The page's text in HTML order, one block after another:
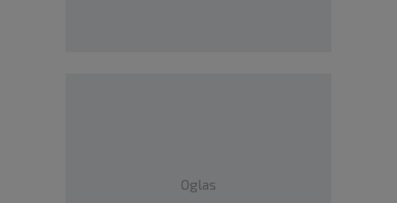
Oglas